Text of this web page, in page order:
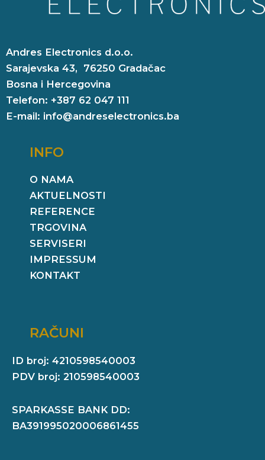
Andres Electronics d.o.o.
Sarajevska 43, 76250 Gradačac
Bosna i Hercegovina
Telefon: +387 62 047 111
E-mail: info@andreselectronics.ba
INFO
O NAMA
AKTUELNOSTI
REFERENCE
TRGOVINA
SERVISERI
IMPRESSUM
KONTAKT
RAČUNI
ID broj: 4210598540003
PDV broj: 210598540003
SPARKASSE BANK DD:
BA391995020006861455